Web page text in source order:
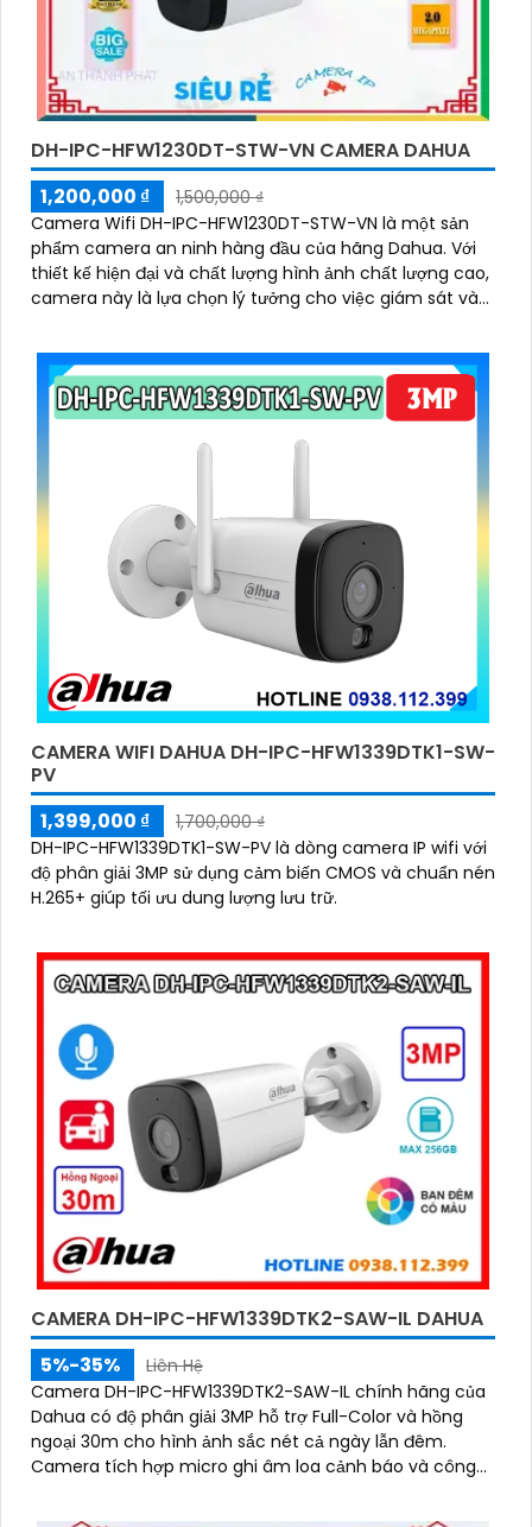
DH-IPC-HFW1230DT-STW-VN CAMERA DAHUA
1,200,000 ₫
1,500,000 ₫
Camera Wifi DH-IPC-HFW1230DT-STW-VN là một sản
phẩm camera an ninh hàng đầu của hãng Dahua. Với
thiết kế hiện đại và chất lượng hình ảnh chất lượng cao,
camera này là lựa chọn lý tưởng cho việc giám sát và
CAMERA WIFI DAHUA DH-IPC-HFW1339DTK1-SW-
PV
1,399,000 ₫
1,700,000 ₫
DH-IPC-HFW1339DTK1-SW-PV là dòng camera IP wifi với
độ phân giải 3MP sử dụng cảm biến CMOS và chuẩn nén
H.265+ giúp tối ưu dung lượng lưu trữ.
CAMERA DH-IPC-HFW1339DTK2-SAW-IL DAHUA
5%-35%
Liên Hệ
Camera DH-IPC-HFW1339DTK2-SAW-IL chính hãng của
Dahua có độ phân giải 3MP hỗ trợ Full-Color và hồng
ngoại 30m cho hình ảnh sắc nét cả ngày lẫn đêm.
Camera tích hợp micro ghi âm loa cảnh báo và công